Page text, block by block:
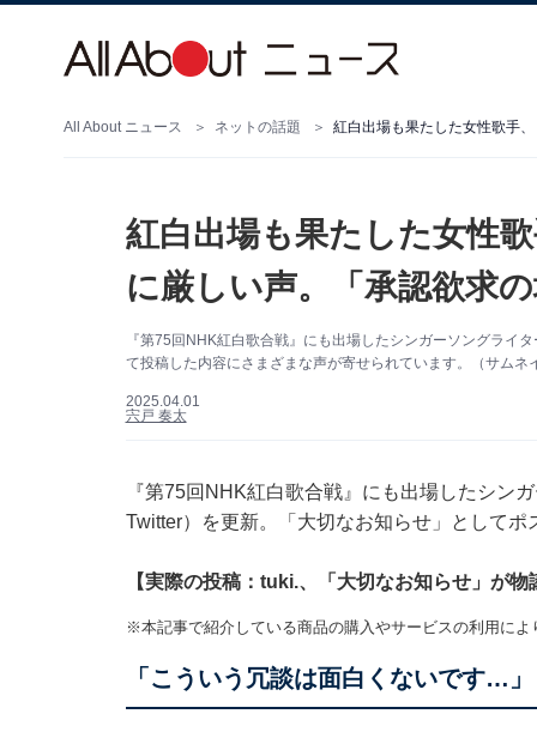
All About ニュース ネットの話題 紅白出場も果たした女性歌手
紅白出場も果たした女性
に厳しい声。「承認欲求
『第75回NHK紅白歌合戦』にも出場したシンガーソングライ
て投稿した内容にさまざまな声が寄せられています。（サムネ
2025.04.01
宍戸 奏太
『第75回NHK紅白歌合戦』にも出場したシン
Twitter）を更新。「大切なお知らせ」として
【実際の投稿：tuki.、「大切なお知らせ」が物
※本記事で紹介している商品の購入やサービスの利用に
「こういう冗談は面白くないです…」